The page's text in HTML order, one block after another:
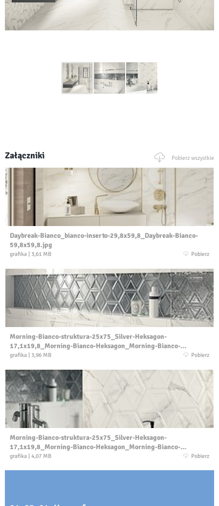
Załączniki Pobierz wszystkie
Daybreak-Bianco_bianco-inserto-29,8x59,8_Daybreak-Bianco-
59,8x59,8.jpg
grafika 3,61 MB Pobierz
Morning-Bianco-struktura-25x75_Silver-Heksagon-
17,1x19,8_Morning-Bianco-Heksagon_Morning-Bianco-
kształtka-5x25_CALACATTA-mat-59,8x59,8_detal1.jpg
grafika 3,96 MB Pobierz
Morning-Bianco-struktura-25x75_Silver-Heksagon-
17,1x19,8_Morning-Bianco-Heksagon_Morning-Bianco-
kształtka-5x25_CALACATTA-mat-59,8x59,8_detal2.jpg
grafika 4,07 MB Pobierz